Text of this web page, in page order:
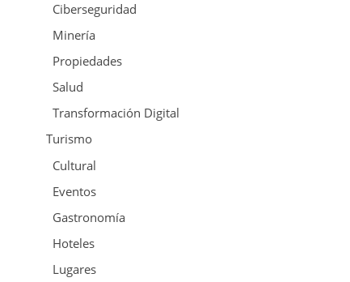
Ciberseguridad
Minería
Propiedades
Salud
Transformación Digital
Turismo
Cultural
Eventos
Gastronomía
Hoteles
Lugares